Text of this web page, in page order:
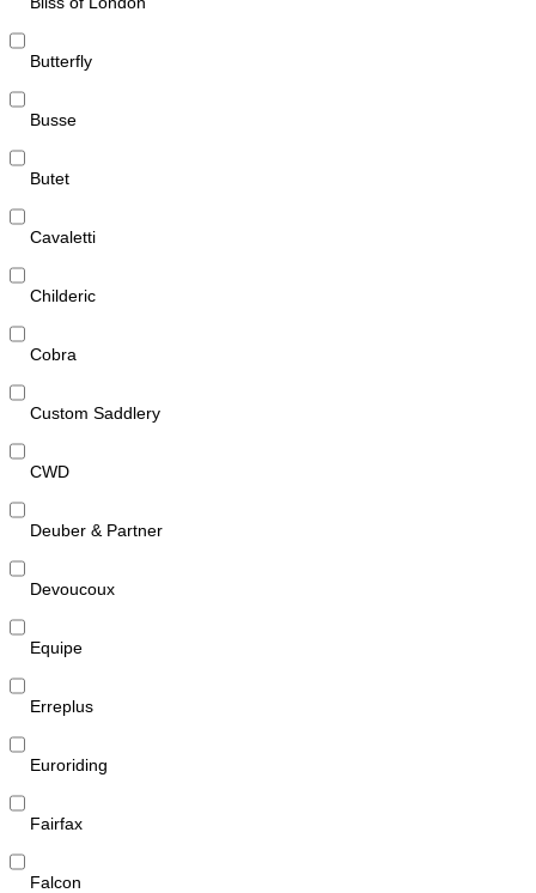
Butterfly
Busse
Butet
Cavaletti
Childeric
Cobra
Custom Saddlery
CWD
Deuber & Partner
Devoucoux
Equipe
Erreplus
Euroriding
Fairfax
Falcon